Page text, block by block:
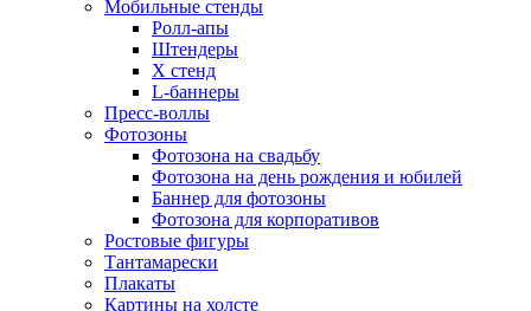
Мобильные стенды
Ролл-апы
Штендеры
Х стенд
L-баннеры
Пресс-воллы
Фотозоны
Фотозона на свадьбу
Фотозона на день рождения и юбилей
Баннер для фотозоны
Фотозона для корпоративов
Ростовые фигуры
Тантамарески
Плакаты
Картины на холсте